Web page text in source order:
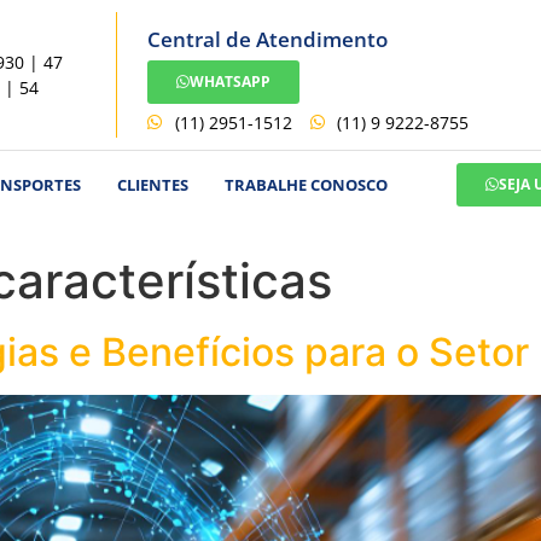
| 47
| 54
Central de Atendimento
WHATSAPP
(11) 2951-1512 (11) 9 9222-8755
CLIENTES TRABALHE CONOSCO SEJA
e Benefícios para o Setor